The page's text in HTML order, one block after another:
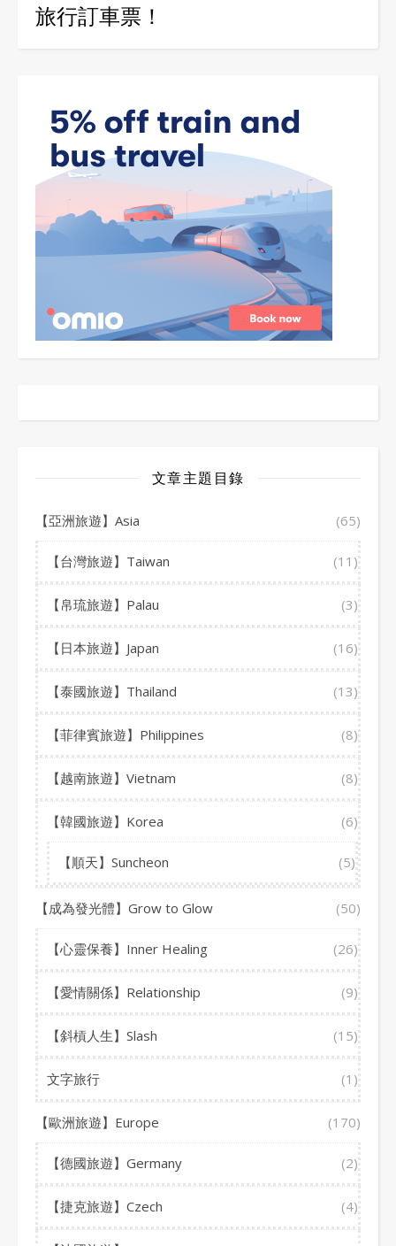
旅行訂車票！
文章主題目錄
【亞洲旅遊】Asia (65)
【台灣旅遊】Taiwan (11)
【帛琉旅遊】Palau (3)
【日本旅遊】Japan (16)
【泰國旅遊】Thailand (13)
【菲律賓旅遊】Philippines (8)
【越南旅遊】Vietnam (8)
【韓國旅遊】Korea (6)
【順天】Suncheon (5)
【成為發光體】Grow to Glow (50)
【心靈保養】Inner Healing (26)
【愛情關係】Relationship (9)
【斜槓人生】Slash (15)
文字旅行 (1)
【歐洲旅遊】Europe (170)
【德國旅遊】Germany (2)
【捷克旅遊】Czech (4)